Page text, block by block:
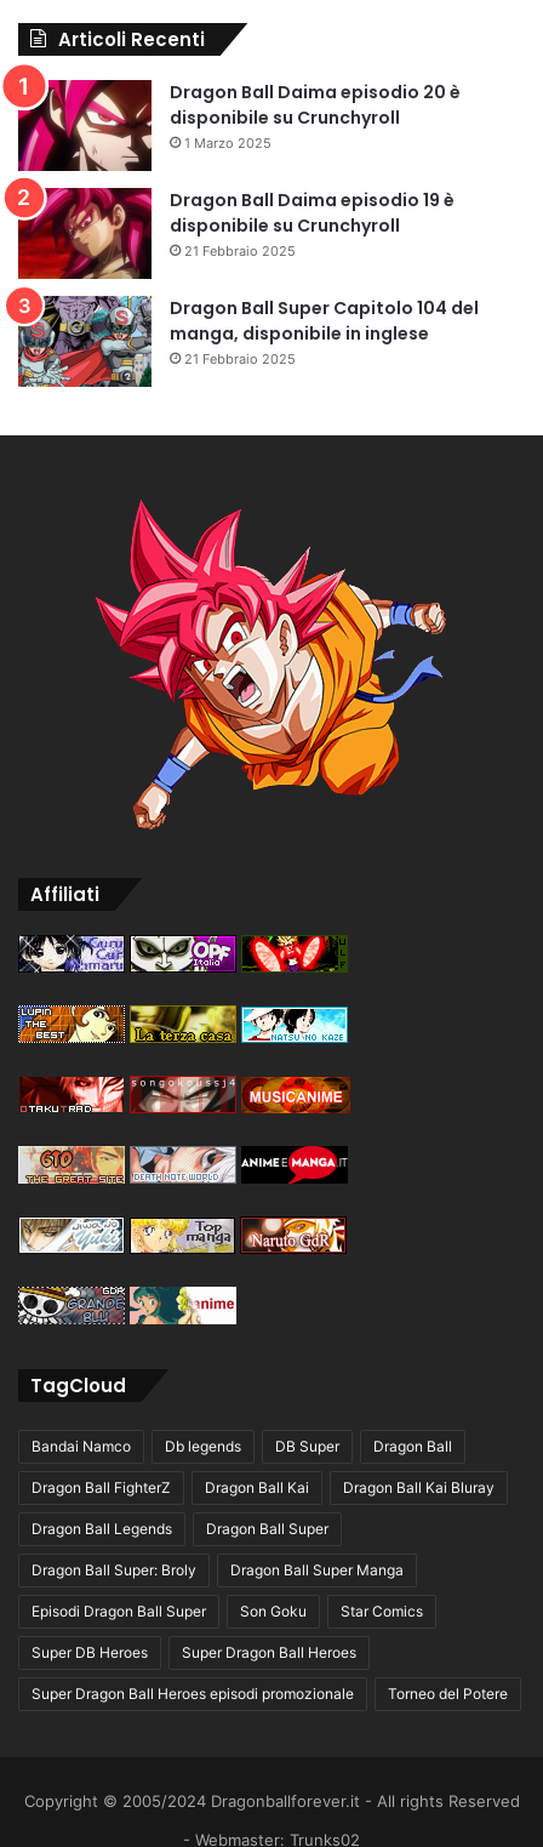
Articoli Recenti
Dragon Ball Daima episodio 20 è
disponibile su Crunchyroll
1 Marzo 2025
Dragon Ball Daima episodio 19 è
disponibile su Crunchyroll
21 Febbraio 2025
Dragon Ball Super Capitolo 104 del
manga, disponibile in inglese
21 Febbraio 2025
Affiliati
TagCloud
Bandai Namco Db legends DB Super Dragon Ball
Dragon Ball FighterZ Dragon Ball Kai Dragon Ball Kai Bluray
Dragon Ball Legends Dragon Ball Super
Dragon Ball Super: Broly Dragon Ball Super Manga
Episodi Dragon Ball Super Son Goku Star Comics
Super DB Heroes Super Dragon Ball Heroes
Super Dragon Ball Heroes episodi promozionale Torneo del Potere
Copyright © 2005/2024 Dragonballforever.it - All rights Reserved
- Webmaster: Trunks02